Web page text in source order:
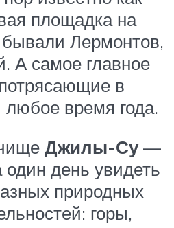
площадка на
Лермонтов,
А самое главное
в
время года.
Джилы-Су—
день увидеть
природных
горы,